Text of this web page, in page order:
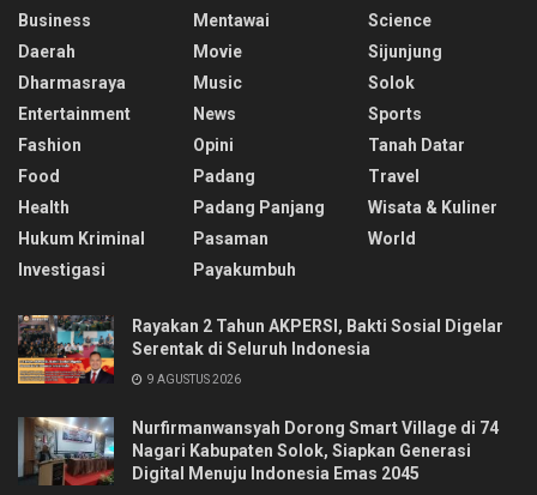
Business
Daerah
Dharmasraya
Entertainment
Fashion
Food
Health
Hukum Kriminal
Investigasi
Mentawai
Movie
Music
News
Opini
Padang
Padang Panjang
Pasaman
Payakumbuh
Science
Sijunjung
Solok
Sports
Tanah Datar
Travel
Wisata & Kuliner
World
Rayakan 2 Tahun AKPERSI, Bakti Sosial Digelar
Serentak di Seluruh Indonesia
9 AGUSTUS 2026
Nurfirmanwansyah Dorong Smart Village di 74
Nagari Kabupaten Solok, Siapkan Generasi
Digital Menuju Indonesia Emas 2045